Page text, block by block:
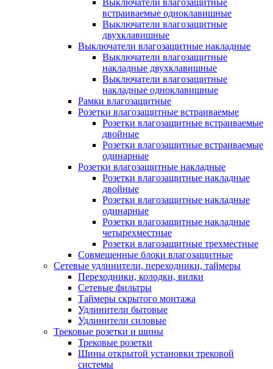
Выключатели влагозащитные
встраиваемые одноклавишные
Выключатели влагозащитные
двухклавишные
Выключатели влагозащитные накладные
Выключатели влагозащитные
накладные двухклавишные
Выключатели влагозащитные
накладные одноклавишные
Рамки влагозащитные
Розетки влагозащитные встраиваемые
Розетки влагозащитные встраиваемые
двойные
Розетки влагозащитные встраиваемые
одинарные
Розетки влагозащитные накладные
Розетки влагозащитные накладные
двойные
Розетки влагозащитные накладные
одинарные
Розетки влагозащитные накладные
четырехместные
Розетки влагозащитные трехместные
Совмещенные блоки влагозащитные
Сетевые удлинители, переходники, таймеры
Переходники, колодки, вилки
Сетевые фильтры
Таймеры скрытого монтажа
Удлинители бытовые
Удлинители силовые
Трековые розетки и шины
Трековые розетки
Шины открытой установки трековой
системы